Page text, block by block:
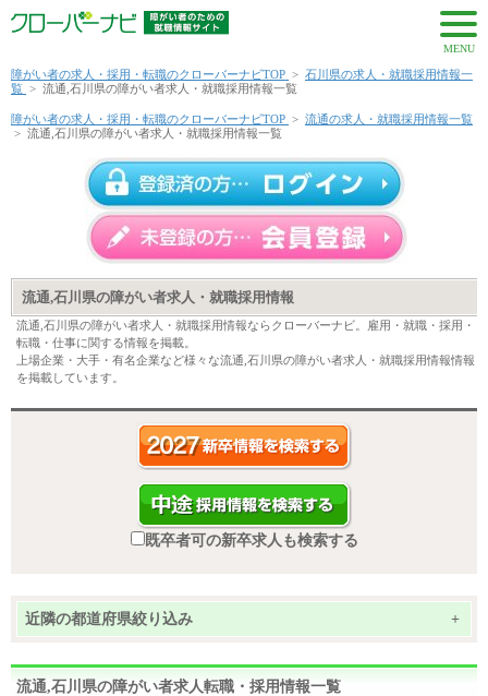
MENU
障がい者の求人・採用・転職のクローバーナビTOP > 石川県の求人・就職採用情報一
覧 > 流通,石川県の障がい者求人・就職採用情報一覧
障がい者の求人・採用・転職のクローバーナビTOP > 流通の求人・就職採用情報一覧
> 流通,石川県の障がい者求人・就職採用情報一覧
流通,石川県の障がい者求人・就職採用情報
流通,石川県の障がい者求人・就職採用情報ならクローバーナビ。雇用・就職・採用・
転職・仕事に関する情報を掲載。
上場企業・大手・有名企業など様々な流通,石川県の障がい者求人・就職採用情報情報
を掲載しています。
既卒者可の新卒求人も検索する
近隣の都道府県絞り込み +
流通,石川県の障がい者求人転職・採用情報一覧